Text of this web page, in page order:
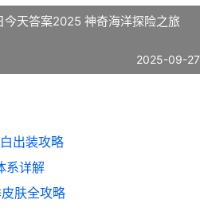
天答案2025 神奇海洋探险之旅
2025-09-27
出装攻略
系详解
皮肤全攻略